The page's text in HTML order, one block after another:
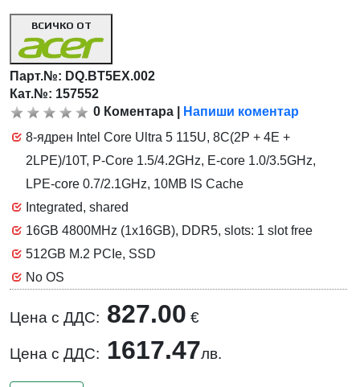
ВСИЧКО ОТ
Парт.№: DQ.BT5EX.002
Кат.№: 157552
0 Коментара
Напиши коментар
8-ядрен Intel Core Ultra 5 115U, 8C(2P + 4E +
2LPE)/10T, P-Core 1.5/4.2GHz, E-core 1.0/3.5GHz,
LPE-core 0.7/2.1GHz, 10MB IS Cache
Integrated, shared
16GB 4800MHz (1x16GB), DDR5, slots: 1 slot free
512GB M.2 PCIe, SSD
No OS
Цена с ДДС: 827.00 €
Цена с ДДС: 1617.47лв.